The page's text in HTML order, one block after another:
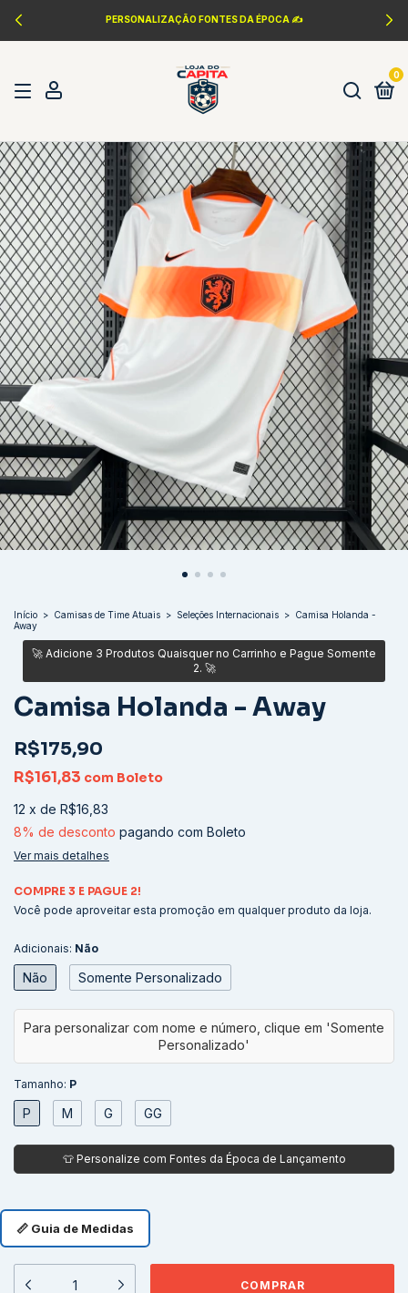
PERSONALIZAÇÃO FONTES DA ÉPOCA ✍️
0
Início > Camisas de Time Atuais > Seleções Internacionais > Camisa Holanda -
Away
Camisa Holanda - Away
R$175,90
R$161,83 com Boleto
12 x de R$16,83
8% de desconto pagando com Boleto
Ver mais detalhes
COMPRE 3 E PAGUE 2!
Você pode aproveitar esta promoção em qualquer produto da loja.
Adicionais: Não
Não Somente Personalizado
Tamanho: P
P M G GG
📏 Guia de Medidas